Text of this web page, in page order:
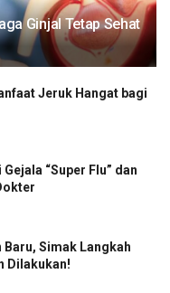
Ginjal Tetap Sehat
Jeruk Hangat bagi
“Super Flu” dan
Baru, Simak Langkah
Dilakukan!